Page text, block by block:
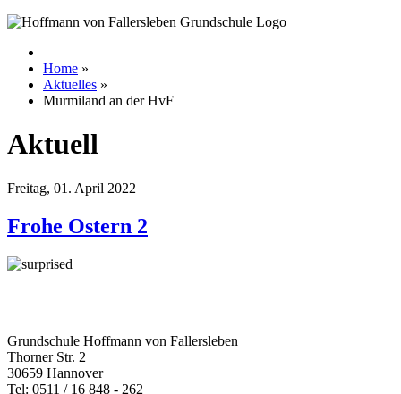
Home »
Aktuelles »
Murmiland an der HvF
Aktuell
Freitag, 01. April 2022
Frohe Ostern 2
Grundschule Hoffmann von Fallersleben
Thorner Str. 2
30659 Hannover
Tel: 0511 / 16 848 - 262